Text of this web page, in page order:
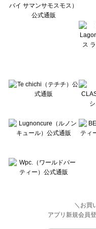
Wpc.（ワールドパーティー）のパ
＼お買
アプリ新規会員